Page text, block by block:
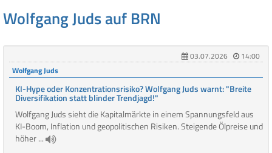
Wolfgang Juds auf BRN
03.07.2026
14:00
Wolfgang Juds
KI-Hype oder Konzentrationsrisiko? Wolfgang Juds warnt: "Breite
Diversifikation statt blinder Trendjagd!"
Wolfgang Juds sieht die Kapitalmärkte in einem Spannungsfeld aus
KI-Boom, Inflation und geopolitischen Risiken. Steigende Ölpreise und
höher ...